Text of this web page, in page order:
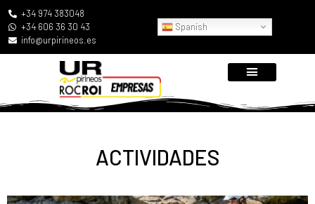
+34 974 383048
+34 606 36 30 43
info@urpirineos.es
Spanish
ACTIVIDADES